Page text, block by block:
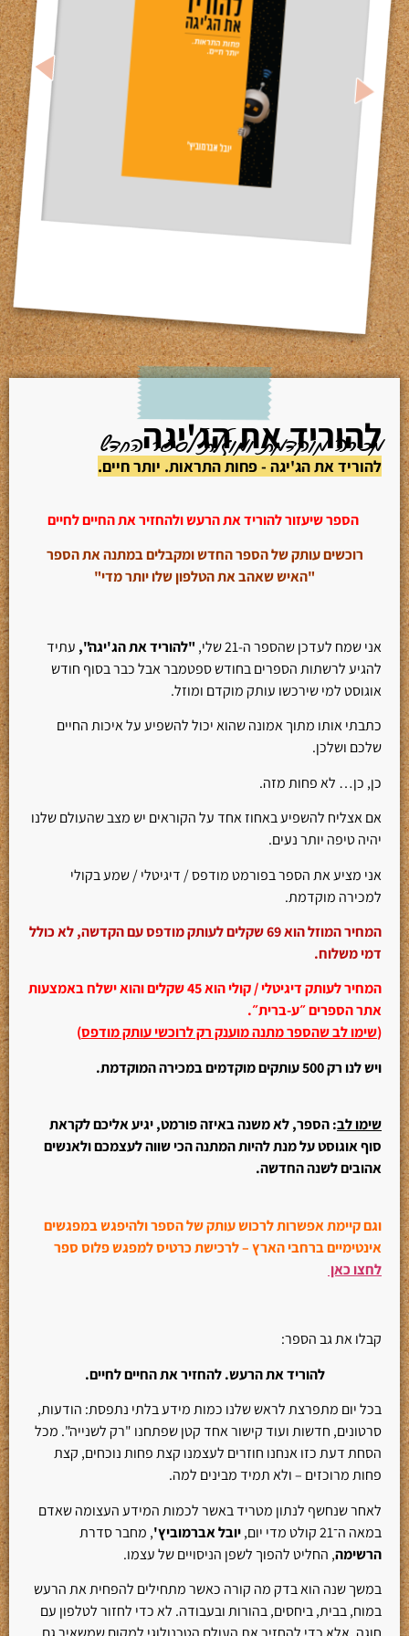
להוריד את הג'יגה
מכירה מוקדמת ומוזלת לספר החדש
להוריד את הג'יגה - פחות התראות. יותר חיים.
הספר שיעזור להוריד את הרעש ולהחזיר את החיים לחיים
רוכשים עותק של הספר החדש ומקבלים במתנה את הספר
"האיש שאהב את הטלפון שלו יותר מדי"
אני שמח לעדכן שהספר ה-21 שלי, "להוריד את הג'יגה", עתיד
להגיע לרשתות הספרים בחודש ספטמבר אבל כבר בסוף חודש
אוגוסט למי שירכשו עותק מוקדם ומוזל.
כתבתי אותו מתוך אמונה שהוא יכול להשפיע על איכות החיים
שלכם ושלכן.
כן, כן… לא פחות מזה.
אם אצליח להשפיע באחוז אחד על הקוראים יש מצב שהעולם שלנו
יהיה טיפה יותר נעים.
אני מציע את הספר בפורמט מודפס / דיגיטלי / שמע בקולי
למכירה מוקדמת.
המחיר המוזל הוא 69 שקלים לעותק מודפס עם הקדשה, לא כולל
דמי משלוח.
המחיר לעותק דיגיטלי / קולי הוא 45 שקלים והוא ישלח באמצעות
אתר הספרים ״ע-ברית״.
(שימו לב שהספר מתנה מוענק רק לרוכשי עותק מודפס)
ויש לנו רק 500 עותקים מוקדמים במכירה המוקדמת.
שימו לב: הספר, לא משנה באיזה פורמט, יגיע אליכם לקראת
סוף אוגוסט על מנת להיות המתנה הכי שווה לעצמכם ולאנשים
אהובים לשנה החדשה.
וגם קיימת אפשרות לרכוש עותק של הספר ולהיפגש במפגשים
אינטימיים ברחבי הארץ – לרכישת כרטיס למפגש פלוס ספר
לחצו כאן
קבלו את גב הספר:
להוריד את הרעש. להחזיר את החיים לחיים.
בכל יום מתפרצת לראש שלנו כמות מידע בלתי נתפסת: הודעות,
סרטונים, חדשות ועוד קישור אחד קטן שפתחנו "רק לשנייה". מכל
הסחת דעת כזו אנחנו חוזרים לעצמנו קצת פחות נוכחים, קצת
פחות מרוכזים – ולא תמיד מבינים למה.
לאחר שנחשף לנתון מטריד באשר לכמות המידע העצומה שאדם
במאה ה־21 קולט מדי יום,
יובל אברמוביץ', מחבר סדרת
הרשימה, החליט להפוך לשפן הניסויים של עצמו.
במשך שנה הוא בדק מה קורה כאשר מתחילים להפחית את הרעש
במוח, בבית, ביחסים, בהורות ובעבודה. לא כדי לחזור לטלפון עם